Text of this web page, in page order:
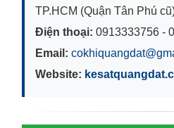
TP.HCM (Quận Tân Phú
Điện thoại: 0913333756 -
Email:
Website: